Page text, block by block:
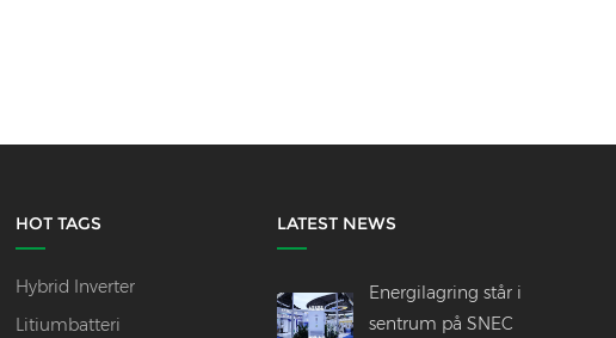
HOT TAGS
Hybrid Inverter
Litiumbatteri
LATEST NEWS
Energilagring står i
sentrum på SNEC